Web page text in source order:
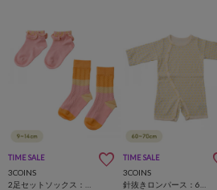
TIME SALE
3COINS
TIME SALE
3COINS